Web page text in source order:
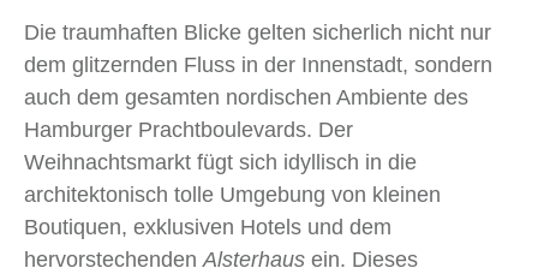
Die traumhaften Blicke gelten sicherlich nicht nur
dem glitzernden Fluss in der Innenstadt, sondern
auch dem gesamten nordischen Ambiente des
Hamburger Prachtboulevards. Der
Weihnachtsmarkt fügt sich idyllisch in die
architektonisch tolle Umgebung von kleinen
Boutiquen, exklusiven Hotels und dem
hervorstechendenAlsterhaus ein. Dieses